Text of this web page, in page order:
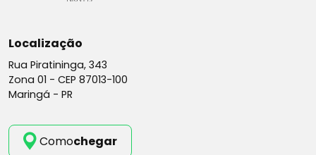
Localização
Rua Piratininga, 343
Zona 01 - CEP 87013-100
Maringá - PR
Comochegar